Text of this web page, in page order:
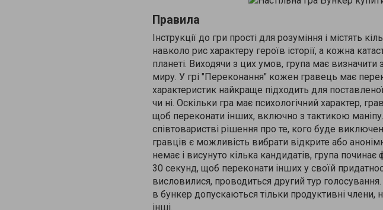
Правила
Інструкції до гри прості для розуміння і містять
навколо рис характеру героїв історії, а кожна
планеті. Виходячи з цих умов, група має визначити
миру. У грі "Переконання" кожен гравець має
характеристик найкраще підходить для
чи ні. Оскільки гра має психологічний характер,
щоб переконати інших, включно з тактикою
співтоваристві рішення про те, кого буде
гравців є можливість вибрати відкрите або
немає і висунуто кілька кандидатів, група
30 секунд, щоб переконати інших у своїй
висловилися, проводиться другий тур
в бункер допускаються тільки продуктивні
інші.